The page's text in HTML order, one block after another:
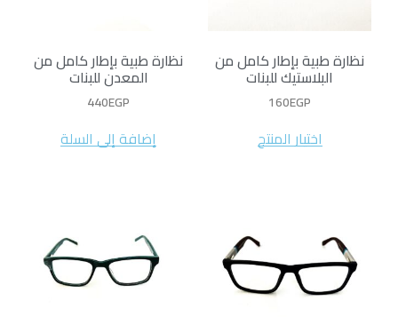
نظارة طبية بإطار كامل من
البلاستيك للبنات
160EGP
اختيار المنتج
نظارة طبية بإطار كامل من
المعدن للبنات
440EGP
إضافة إلى السلة